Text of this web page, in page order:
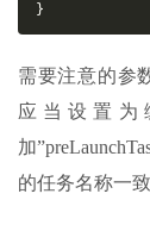
}
需要注意的参
应当设置为
加
的任务名称一致